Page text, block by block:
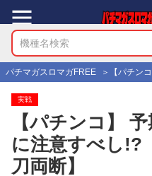
パチマガスロマガFREE 【パチン
実戦
【パチンコ】
に注意すべし!?
刀両断】